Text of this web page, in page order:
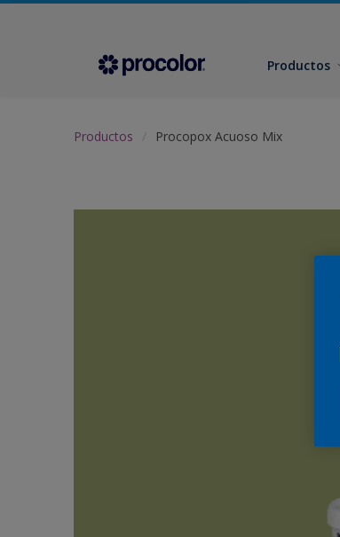
Productos
Productos Procopox Acuoso Mix